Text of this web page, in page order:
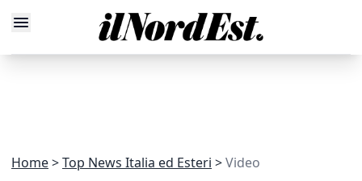
Home Top News Italia ed Esteri Video